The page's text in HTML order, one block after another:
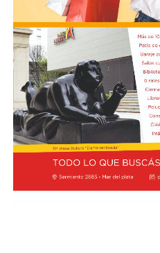
El canciller argentino Pablo
Defensa Nacional de
también rubricaron el
en Ciberdefensa, para
ante amenazas digitales.
No fue la única actividad de
hora más tarde se reunió
las cámaras automotrices
Participaron representantes
Argentina, AFAC, ACARA,
Sudamérica y VW Group